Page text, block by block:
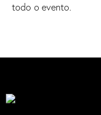
todo o evento.